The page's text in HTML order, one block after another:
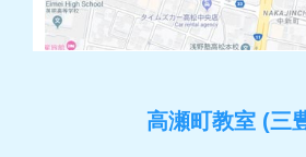
高瀬町教室 (三